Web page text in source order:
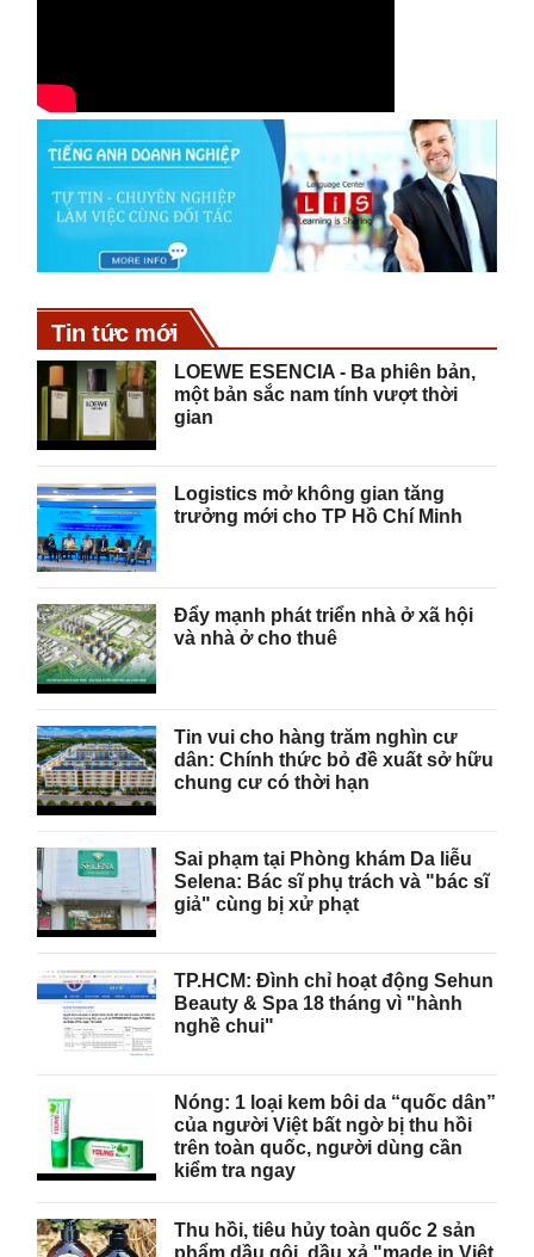
Tin tức mới
LOEWE ESENCIA - Ba phiên bản,
một bản sắc nam tính vượt thời
gian
Logistics mở không gian tăng
trưởng mới cho TP Hồ Chí Minh
Đẩy mạnh phát triển nhà ở xã hội
và nhà ở cho thuê
Tin vui cho hàng trăm nghìn cư
dân: Chính thức bỏ đề xuất sở hữu
chung cư có thời hạn
Sai phạm tại Phòng khám Da liễu
Selena: Bác sĩ phụ trách và "bác sĩ
giả" cùng bị xử phạt
TP.HCM: Đình chỉ hoạt động Sehun
Beauty & Spa 18 tháng vì "hành
nghề chui"
Nóng: 1 loại kem bôi da “quốc dân”
của người Việt bất ngờ bị thu hồi
trên toàn quốc, người dùng cần
kiểm tra ngay
Thu hồi, tiêu hủy toàn quốc 2 sản